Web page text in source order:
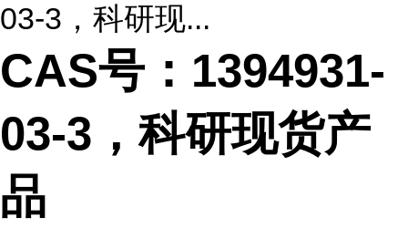
03-3，科研现...
CAS号：1394931-
03-3，科研现货产
品